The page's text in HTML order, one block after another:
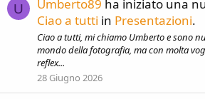
U Umberto89 ha iniziato una
Ciao a tutti in Presentazioni.
Ciao a tutti, mi chiamo Umberto e sono
mondo della fotografia, ma con molta
reflex...
28 Giugno 2026